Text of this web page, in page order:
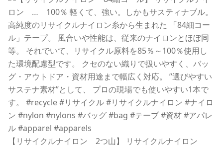
【リサイクルナイロン 2つ山】 リサイクルナイロン